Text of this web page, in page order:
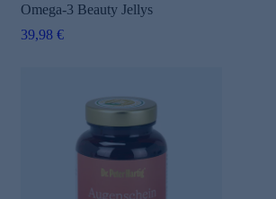
Omega-3 Beauty Jellys
39,98 €